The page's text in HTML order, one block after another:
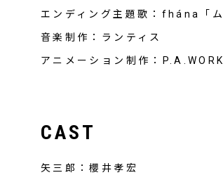
エンディング主題歌：fhána「ム
音楽制作：ランティス
アニメーション制作：
CAST
矢三郎：櫻井孝宏